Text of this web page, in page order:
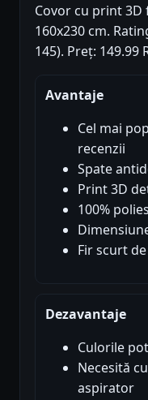
Covor cu print
160x230 cm.
145). Preț: 149.99
Avantaje
Cel mai
recenzii
Spate
Print 3D
100%
Fir scurt
Dezavantaje
Culorile
Necesită
aspirator